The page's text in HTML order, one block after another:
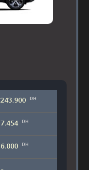
243.900 DH
7.454 DH
6.000 DH